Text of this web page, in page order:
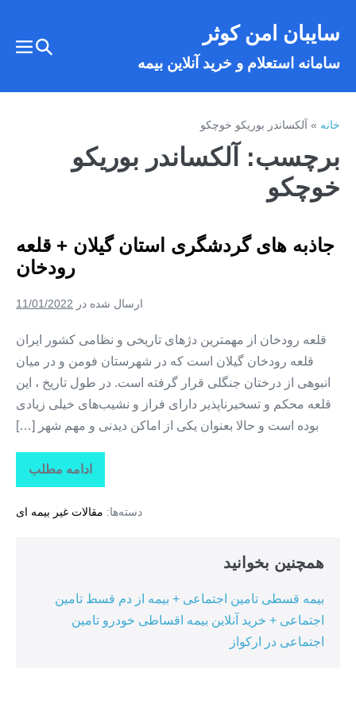
سایبان امن کوثر
سامانه استعلام و خرید آنلاین بیمه
تغییر
خانه»آلکساندر بوریکو خوچکو
برچسب:
آلکساندر بوریکو
خوچکو
جاذبه های گردشگری استان گیلان + قلعه
رودخان
ارسال شده در 11/01/2022
قلعه رودخان از مهمترین دژهای تاریخی و نظامی کشور ایران
قلعه رودخان گیلان است که در شهرستان فومن و در میان
انبوهی از درختان جنگلی قرار گرفته است. در طول تاریخ ، این
قلعه محکم و تسخیرناپذیر دارای فراز و نشیب‌های خیلی زیادی
بوده است و حالا بعنوان یکی از اماکن دیدنی و مهم شهر […]
ادامه مطلب
جاذبه
های
استان
دسته‌ها: مقالات غیر بیمه ای
همچنین بخوانید
بیمه قسطی تامین اجتماعی + بیمه از دم قسط تامین
اجتماعی + خرید آنلاین بیمه اقساطی خودرو تامین
اجتماعی در ارکواز